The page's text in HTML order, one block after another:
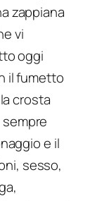
zappiana
vi
oggi
il fumetto
crosta
sempre
e il
sesso,